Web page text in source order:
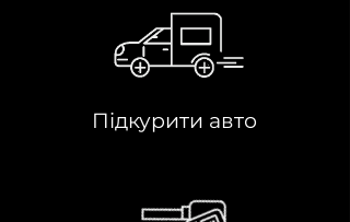
Підкурити авто